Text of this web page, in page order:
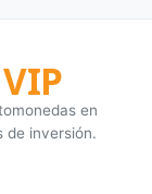
VIP
en
de inversión.